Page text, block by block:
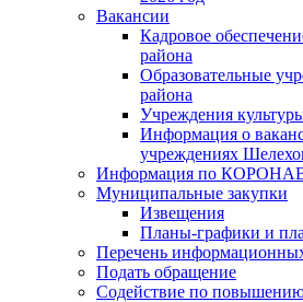
Вакансии
Кадровое
района
Образовательные
района
Учреждения
Информация о
учреждениях
Информация по
Муниципальные закупки
Извещения
Планы-графики и
Перечень
Подать обращение
Содействие по